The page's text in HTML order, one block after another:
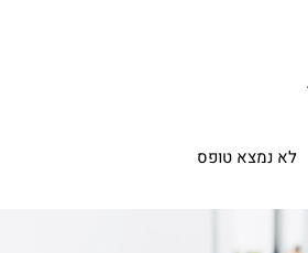
לא נמצא טופס